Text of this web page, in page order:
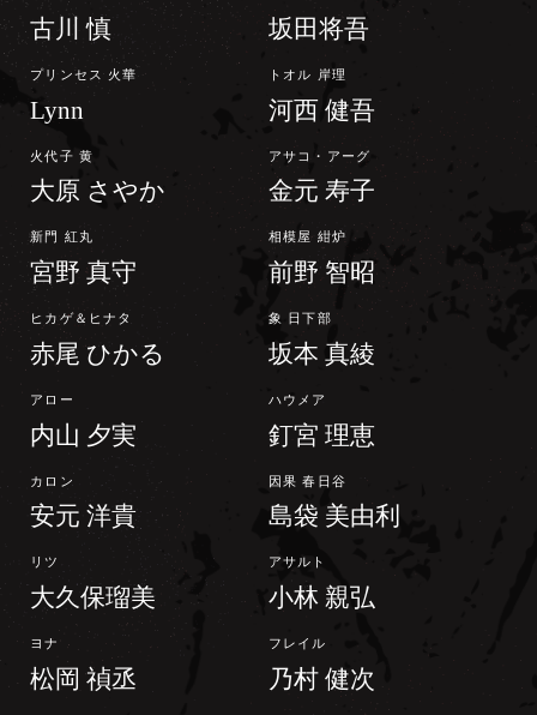
古川 慎 坂田将吾
プリンセス 火華
Lynn
トオル 岸理
河西 健吾
火代子 黄
大原 さやか
アサコ・アーグ
金元 寿子
新門 紅丸
宮野 真守
相模屋 紺炉
前野 智昭
ヒカゲ＆ヒナタ
赤尾 ひかる
象 日下部
坂本 真綾
アロー
内山 夕実
ハウメア
釘宮 理恵
カロン
安元 洋貴
因果 春日谷
島袋 美由利
リツ
大久保瑠美
アサルト
小林 親弘
ヨナ
松岡 禎丞
フレイル
乃村 健次